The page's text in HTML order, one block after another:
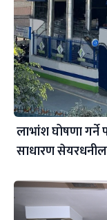
लाभांश घोषणा
साधारण